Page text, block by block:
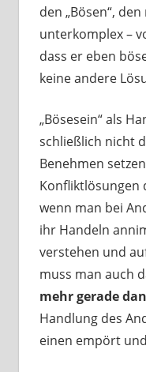
den „Bösen“,
unterkomplex –
dass er eben
keine andere
„Bösesein“ als
schließlich nicht
Benehmen
Konfliktlösungen
wenn man bei
ihr Handeln
verstehen und
muss man auch
mehr gerade
Handlung des
einen empört